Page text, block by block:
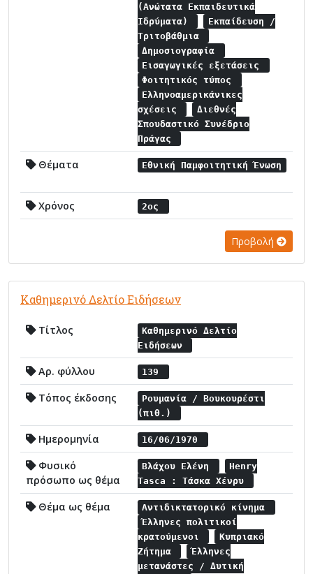
(Ανώτατα Εκπαιδευτικά
Ιδρύματα)
Εκπαίδευση /
Τριτοβάθμια
Δημοσιογραφία
Εισαγωγικές εξετάσεις
Φοιτητικός τύπος
Ελληνοαμερικάνικες
σχέσεις
Διεθνές
Σπουδαστικό Συνέδριο
Πράγας
Θέματα Εθνική Παμφοιτητική Ένωση
Χρόνος 2ος
Προβολή
Καθημερινό Δελτίο Ειδήσεων
Τίτλος
Καθημερινό Δελτίο
Ειδήσεων
Αρ. φύλλου 139
Τόπος έκδοσης
Ρουμανία / Βουκουρέστι
(πιθ.)
Ημερομηνία 16/06/1970
Φυσικό
πρόσωπο ως θέμα
Βλάχου Ελένη
Henry
Tasca : Τάσκα Χένρυ
Θέμα ως θέμα
Αντιδικτατορικό κίνημα
Έλληνες πολιτικοί
κρατούμενοι
Κυπριακό
Ζήτημα
Έλληνες
μετανάστες / Δυτική